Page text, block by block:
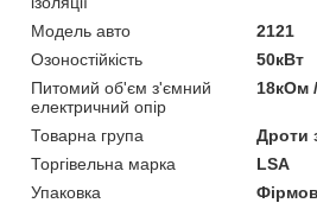
Модель авто
2121
Озоностійкість
50кВт
Питомий об'єм з'ємний
електричний опір
18кОм
Товарна група
Дроти
Торгівельна марка
LSA
Упаковка